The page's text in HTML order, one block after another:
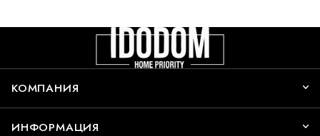
КОМПАНИЯ
ИНФОРМАЦИЯ